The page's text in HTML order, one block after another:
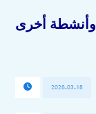
2026-03-18